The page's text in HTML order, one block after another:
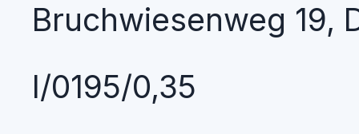
Bruchwiesenweg 19,
I/0195/0,35